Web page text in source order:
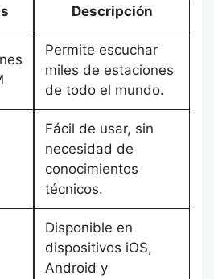
Descripción
Permite escuchar
miles de estaciones
de todo el mundo.
Fácil de usar, sin
necesidad de
conocimientos
técnicos.
Disponible en
dispositivos iOS,
Android y